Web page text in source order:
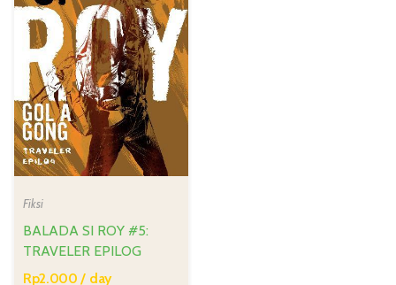
Fiksi
BALADA SI ROY #5:
TRAVELER EPILOG
Rp2.000 / day